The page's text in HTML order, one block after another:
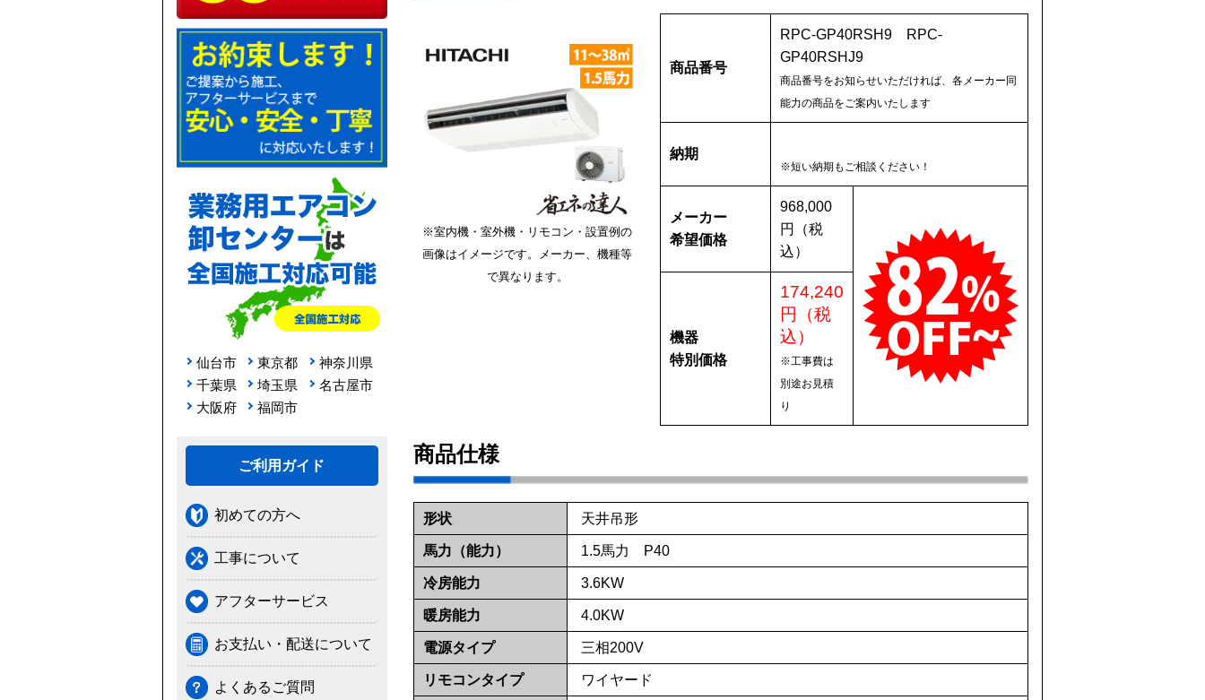
仙台市 東京都
神奈川県
千葉県
埼玉県
名古屋市
大阪府
福岡市
ご利用ガイド
初めての方へ
工事について
アフターサービス
お支払い・配送について
よくあるご質問
※室内機・室外機・リモコン・設置例の
画像はイメージです。メーカー、機種等
で異なります。
商品番号
RPC-GP40RSH9 RPC-
GP40RSHJ9
商品番号をお知らせいただければ、各メーカー同
能力の商品をご案内いたします
納期
※短い納期もご相談ください！
メーカー
希望価格
968,000
円（税
込）
機器
特別価格
174,240
円（税
込）
※工事費は
別途お見積
り
商品仕様
形状 天井吊形
馬力（能力） 1.5馬力 P40
冷房能力 3.6KW
暖房能力 4.0KW
電源タイプ 三相200V
リモコンタイプ ワイヤード